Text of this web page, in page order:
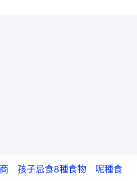
商 孩子忌食8種食物 呢種食